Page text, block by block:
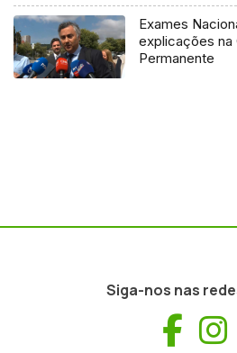
Exames
explicações na
Permanente
Siga-nos nas